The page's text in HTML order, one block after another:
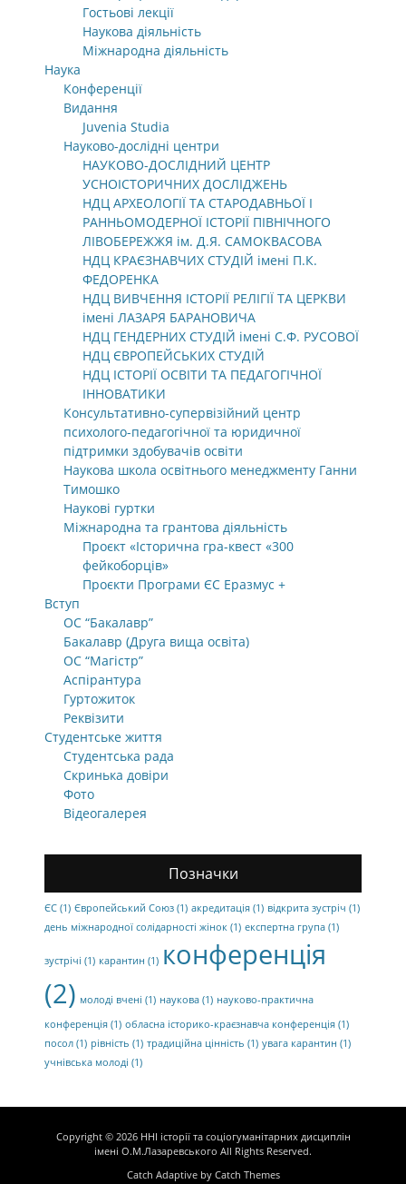
Гостьові лекції
Наукова діяльність
Міжнародна діяльність
Наука
Конференції
Видання
Juvenia Studia
Науково-дослідні центри
НАУКОВО-ДОСЛІДНИЙ ЦЕНТР
УСНОІСТОРИЧНИХ ДОСЛІДЖЕНЬ
НДЦ АРХЕОЛОГІЇ ТА СТАРОДАВНЬОЇ І
РАННЬОМОДЕРНОЇ ІСТОРІЇ ПІВНІЧНОГО
ЛІВОБЕРЕЖЖЯ ім. Д.Я. САМОКВАСОВА
НДЦ КРАЄЗНАВЧИХ СТУДІЙ імені П.К.
ФЕДОРЕНКА
НДЦ ВИВЧЕННЯ ІСТОРІЇ РЕЛІГІЇ ТА ЦЕРКВИ
імені ЛАЗАРЯ БАРАНОВИЧА
НДЦ ГЕНДЕРНИХ СТУДІЙ імені С.Ф. РУСОВОЇ
НДЦ ЄВРОПЕЙСЬКИХ СТУДІЙ
НДЦ ІСТОРІЇ ОСВІТИ ТА ПЕДАГОГІЧНОЇ
ІННОВАТИКИ
Консультативно-супервізійний центр
психолого-педагогічної та юридичної
підтримки здобувачів освіти
Наукова школа освітнього менеджменту Ганни
Тимошко
Наукові гуртки
Міжнародна та грантова діяльність
Проєкт «Історична гра-квест «300
фейкоборців»
Проєкти Програми ЄС Еразмус +
Вступ
ОС “Бакалавр”
Бакалавр (Друга вища освіта)
ОС “Магістр”
Аспірантура
Гуртожиток
Реквізити
Студентське життя
Студентська рада
Скринька довіри
Фото
Відеогалерея
Позначки
ЄС (1) Європейський Союз (1) акредитація (1) відкрита зустріч (1)
день міжнародної солідарності жінок (1) експертна група (1)
зустрічі (1) карантин (1) конференція
(2) молоді вчені (1) наукова (1) науково-практична
конференція (1) обласна історико-краєзнавча конференція (1)
посол (1) рівність (1) традиційна цінність (1) увага карантин (1)
учнівська молоді (1)
Copyright © 2026 ННІ історії та соціогуманітарних дисциплін
імені О.М.Лазаревського All Rights Reserved.
Catch Adaptive by Catch Themes